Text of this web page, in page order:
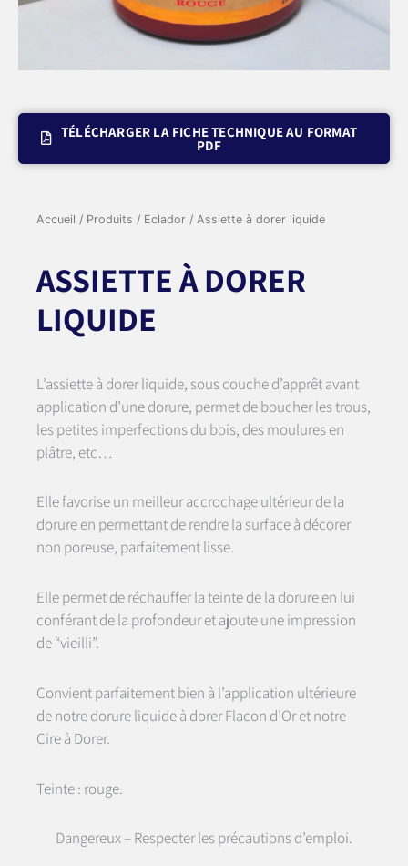
TÉLÉCHARGER LA FICHE TECHNIQUE AU FORMAT
PDF
Accueil / Produits / Eclador / Assiette à dorer liquide
ASSIETTE À DORER
LIQUIDE
L’assiette à dorer liquide, sous couche d’apprêt avant
application d’une dorure, permet de boucher les trous,
les petites imperfections du bois, des moulures en
plâtre, etc…
Elle favorise un meilleur accrochage ultérieur de la
dorure en permettant de rendre la surface à décorer
non poreuse, parfaitement lisse.
Elle permet de réchauffer la teinte de la dorure en lui
conférant de la profondeur et ajoute une impression
de “vieilli”.
Convient parfaitement bien à l’application ultérieure
de notre dorure liquide à dorer Flacon d’Or et notre
Cire à Dorer.
Teinte : rouge.
Dangereux – Respecter les précautions d’emploi.